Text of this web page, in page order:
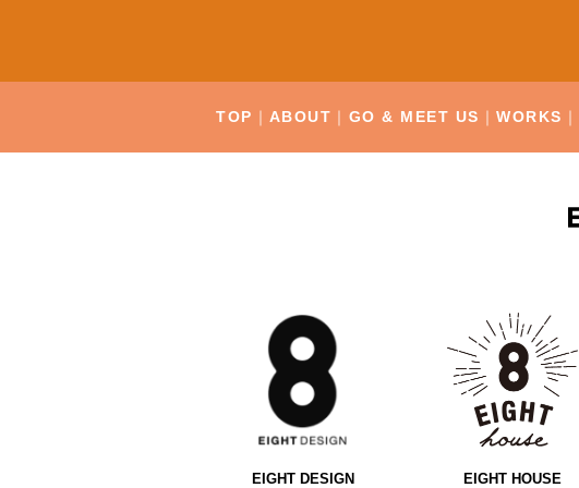
TOP ABOUT GO & MEET US WORKS
EIGHT DESIGN EIGHT HOUSE